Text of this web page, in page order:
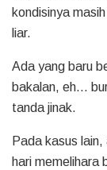
kondisinya
liar.
Ada yang baru
bakalan, eh…
tanda jinak.
Pada kasus
hari memelihara